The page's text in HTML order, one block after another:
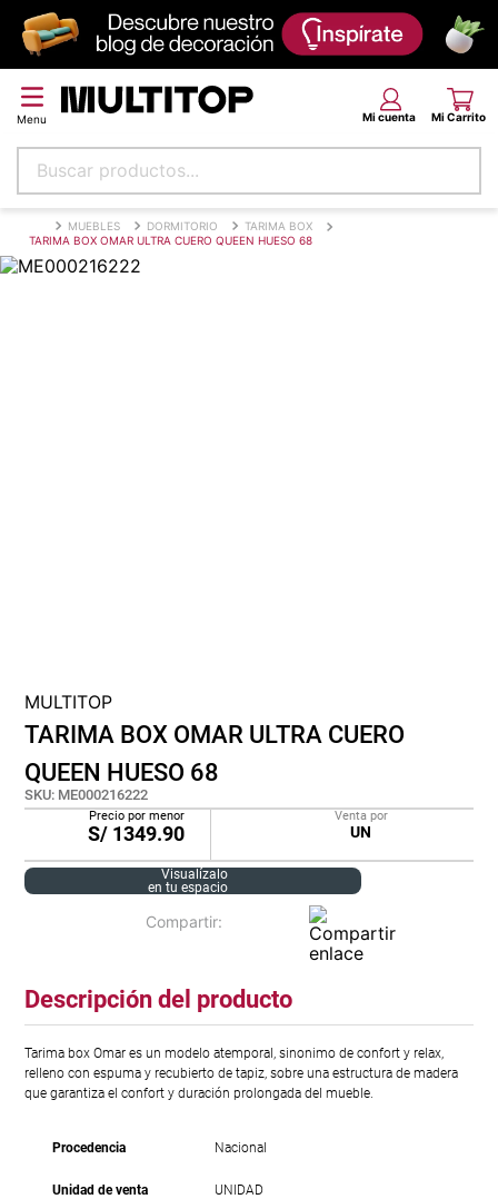
Buscar productos...
MUEBLES DORMITORIO
TARIMA BOX
TARIMA BOX OMAR ULTRA CUERO QUEEN HUESO 68
MULTITOP
TARIMA BOX OMAR ULTRA CUERO
QUEEN HUESO 68
SKU: ME000216222
Precio por menor
S/ 1349.90
Venta por
UN
Visualízalo
en tu espacio
Descripción del producto
Tarima box Omar es un modelo atemporal, sinonimo de confort y relax,
relleno con espuma y recubierto de tapiz, sobre una estructura de madera
que garantiza el confort y duración prolongada del mueble.
Procedencia Nacional
Unidad de venta
UNIDAD
Términos más buscados
papel tapiz